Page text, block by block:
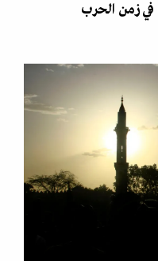
في زمن الحرب